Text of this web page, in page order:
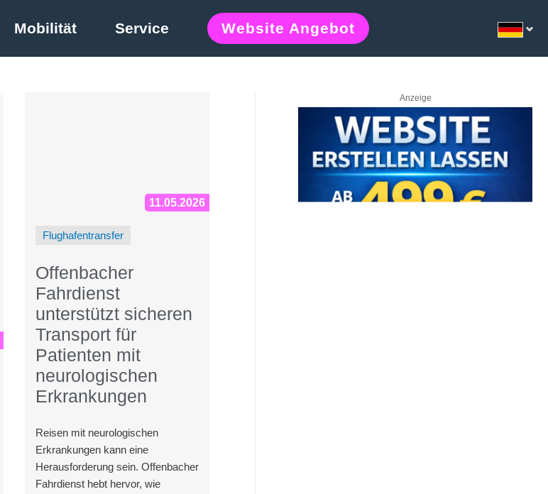
Mobilität Service Website Angebot
11.05.2026
Flughafentransfer
Offenbacher
Fahrdienst
unterstützt sicheren
Transport für
Patienten mit
neurologischen
Erkrankungen
Reisen mit neurologischen
Erkrankungen kann eine
Herausforderung sein. Offenbacher
Fahrdienst hebt hervor, wie
Anzeige